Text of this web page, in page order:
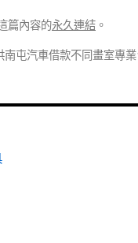
篇內容的永久連結 。
南屯汽車借款不同畫室專